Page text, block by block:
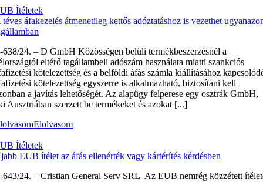
Ítéletek
téves áfakezelés átmenetileg kettős adóztatáshoz is vezethet
24. – D GmbH Közösségen belüli termékbeszerzésnél a
eltérő tagállambeli adószám használata miatti szankciós
kötelezettség és a belföldi áfás számla kiállításához
kötelezettség egyszerre is alkalmazható, biztosítani kell
a javítás lehetőségét. Az alapügy felperese egy osztrák GmbH,
Ausztriában szerzett be termékeket és azokat [...]
Elolvasom
Ítéletek
EUB ítélet az áfás ellenérték vagy kártérítés kérdésben
24. – Cristian General Serv SRL Az EUB nemrég közzétett